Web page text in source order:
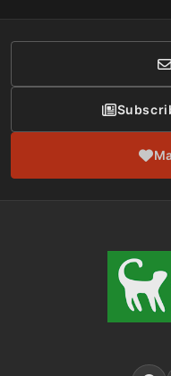
Donor Care